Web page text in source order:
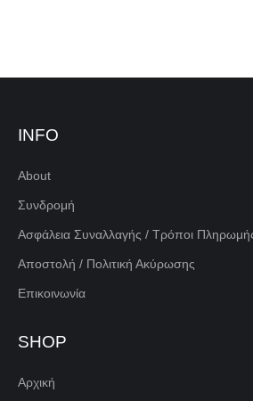
INFO
About
Συνδρομή
Ασφάλεια Συναλλαγής / Τρόποι
Αποστολή / Πολιτική Ακύρωσης
Επικοινωνία
SHOP
Αρχική